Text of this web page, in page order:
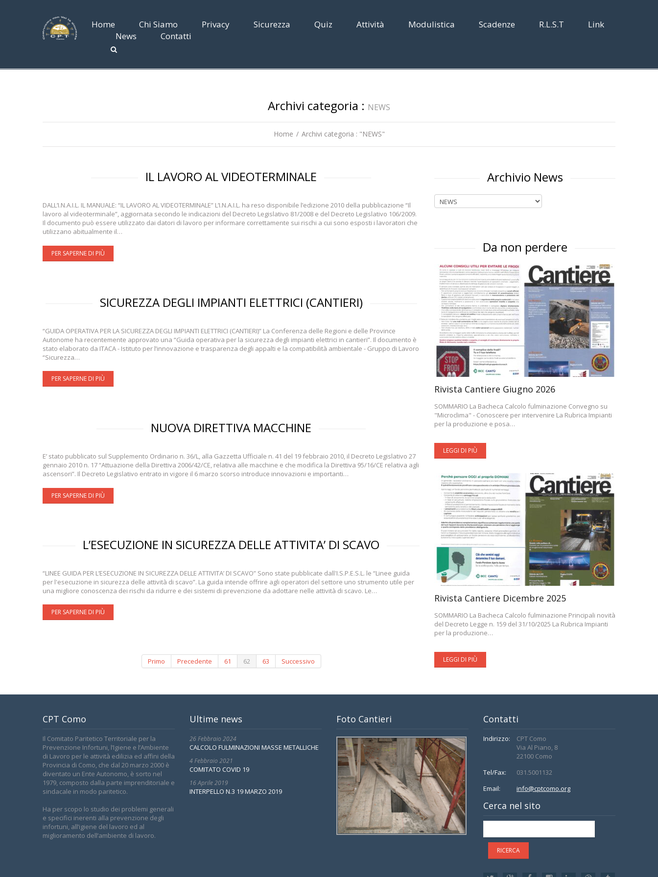
Home Chi Siamo Privacy Sicurezza Quiz Attività Modulistica Scadenze R.L.S.T
Link
News
Contatti
Archivi categoria : NEWS
Home Archivi categoria : "NEWS"
IL LAVORO AL VIDEOTERMINALE
DALL’I.N.A.I.L. IL MANUALE: “IL LAVORO AL VIDEOTERMINALE” L’I.N.A.I.L. ha reso disponibile l’edizione 2010 della pubblicazione “Il
lavoro al videoterminale”, aggiornata secondo le indicazioni del Decreto Legislativo 81/2008 e del Decreto Legislativo 106/2009.
Il documento può essere utilizzato dai datori di lavoro per informare correttamente sui rischi a cui sono esposti i lavoratori che
utilizzano abitualmente il…
PER SAPERNE DI PIÙ
SICUREZZA DEGLI IMPIANTI ELETTRICI (CANTIERI)
“GUIDA OPERATIVA PER LA SICUREZZA DEGLI IMPIANTI ELETTRICI (CANTIERI)” La Conferenza delle Regioni e delle Province
Autonome ha recentemente approvato una “Guida operativa per la sicurezza degli impianti elettrici in cantieri”. Il documento è
stato elaborato da ITACA - Istituto per l’innovazione e trasparenza degli appalti e la compatibilità ambientale - Gruppo di Lavoro
“Sicurezza…
PER SAPERNE DI PIÙ
NUOVA DIRETTIVA MACCHINE
E’ stato pubblicato sul Supplemento Ordinario n. 36/L, alla Gazzetta Ufficiale n. 41 del 19 febbraio 2010, il Decreto Legislativo 27
gennaio 2010 n. 17 “Attuazione della Direttiva 2006/42/CE, relativa alle macchine e che modifica la Direttiva 95/16/CE relativa agli
ascensori”. Il Decreto Legislativo entrato in vigore il 6 marzo scorso introduce innovazioni e importanti…
PER SAPERNE DI PIÙ
L’ESECUZIONE IN SICUREZZA DELLE ATTIVITA’ DI SCAVO
“LINEE GUIDA PER L’ESECUZIONE IN SICUREZZA DELLE ATTIVITA’ DI SCAVO” Sono state pubblicate dall'I.S.P.E.S.L. le “Linee guida
per l'esecuzione in sicurezza delle attività di scavo”. La guida intende offrire agli operatori del settore uno strumento utile per
una migliore conoscenza dei rischi da ridurre e dei sistemi di prevenzione da adottare nelle attività di scavo. Le…
PER SAPERNE DI PIÙ
Primo Precedente 61 62 63 Successivo
Archivio News
Archivio
News
Da non perdere
Rivista Cantiere Giugno 2026
SOMMARIO La Bacheca Calcolo fulminazione Convegno su
"Microclima" - Conoscere per intervenire La Rubrica Impianti
per la produzione e posa…
LEGGI DI PIÙ
Rivista Cantiere Dicembre 2025
SOMMARIO La Bacheca Calcolo fulminazione Principali novità
del Decreto Legge n. 159 del 31/10/2025 La Rubrica Impianti
per la produzione…
LEGGI DI PIÙ
CPT Como
Il Comitato Paritetico Territoriale per la
Prevenzione Infortuni, l’Igiene e l’Ambiente
di Lavoro per le attività edilizia ed affini della
Provincia di Como, che dal 20 marzo 2000 è
diventato un Ente Autonomo, è sorto nel
1979, composto dalla parte imprenditoriale e
sindacale in modo paritetico.
Ha per scopo lo studio dei problemi generali
e specifici inerenti alla prevenzione degli
infortuni, all’igiene del lavoro ed al
miglioramento dell’ambiente di lavoro.
Ultime news
26 Febbraio 2024
CALCOLO FULMINAZIONI MASSE METALLICHE
4 Febbraio 2021
COMITATO COVID 19
16 Aprile 2019
INTERPELLO N.3 19 MARZO 2019
Foto Cantieri Contatti
Indirizzo:
CPT Como
Via Al Piano, 8
22100 Como
Tel/Fax:
031.5001132
Email:
info@cptcomo.org
Cerca nel sito